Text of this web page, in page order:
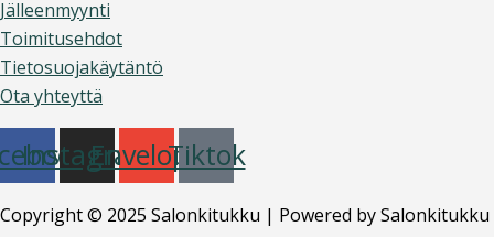
Jälleenmyynti
Toimitusehdot
Tietosuojakäytäntö
Ota yhteyttä
Instagram
EnvelopeTiktok
Copyright © 2025 Salonkitukku | Powered by Salonkitukku